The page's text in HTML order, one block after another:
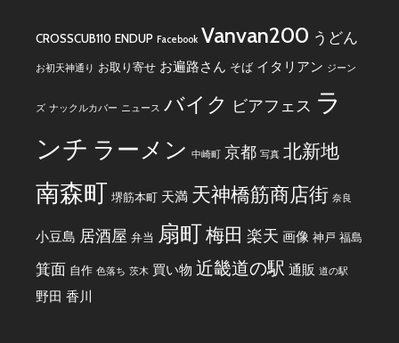
CROSSCUB110 ENDUP Facebook Vanvan200 うどん
お初天神通り お取り寄せ お遍路さん そば イタリアン ジーン
ズ ナックルカバー ニュース バイク ビアフェス ラ
ンチ ラーメン 中崎町 京都 写真 北新地
南森町 堺筋本町 天満 天神橋筋商店街 奈良
小豆島 居酒屋 弁当 扇町梅田 楽天 画像 神戸 福島
箕面 自作 色落ち 茨木 買い物 近畿道の駅 通販 道の駅
野田 香川